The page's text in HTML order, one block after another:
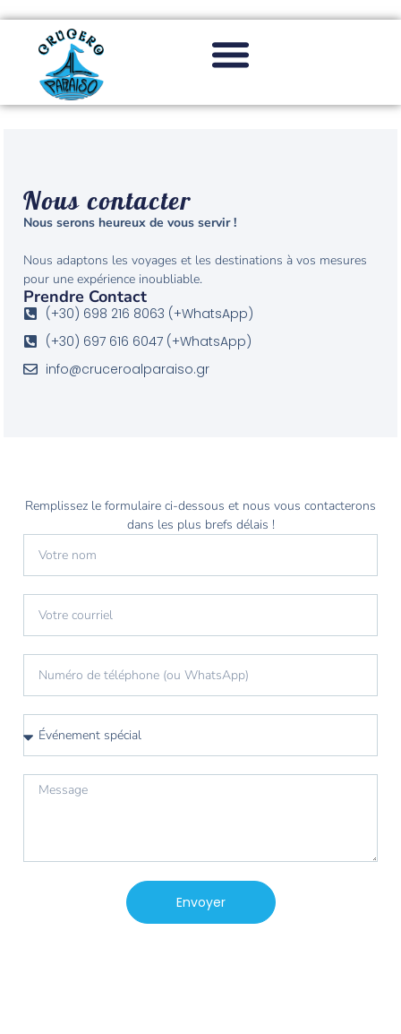
Nous contacter
Nous serons heureux de vous servir !
Nous adaptons les voyages et les destinations à vos mesures
pour une expérience inoubliable.
Prendre Contact
(+30) 698 216 8063 (+WhatsApp)
(+30) 697 616 6047 (+WhatsApp)
info@cruceroalparaiso.gr
Remplissez le formulaire ci-dessous et nous vous contacterons
dans les plus brefs délais !
Envoyer